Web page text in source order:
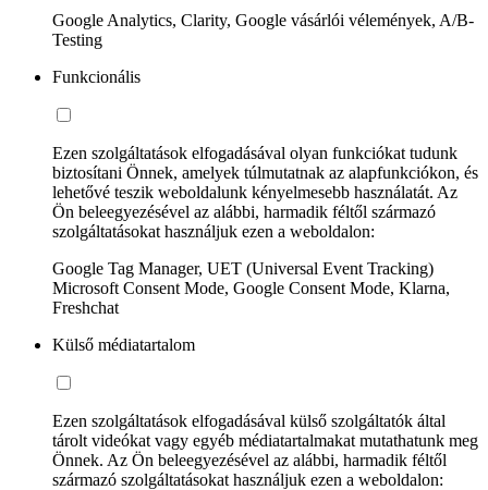
Google Analytics, Clarity, Google vásárlói vélemények, A/B-
Testing
Funkcionális
Ezen szolgáltatások elfogadásával olyan funkciókat tudunk
biztosítani Önnek, amelyek túlmutatnak az alapfunkciókon, és
lehetővé teszik weboldalunk kényelmesebb használatát. Az
Ön beleegyezésével az alábbi, harmadik féltől származó
szolgáltatásokat használjuk ezen a weboldalon:
Google Tag Manager, UET (Universal Event Tracking)
Microsoft Consent Mode, Google Consent Mode, Klarna,
Freshchat
Külső médiatartalom
Ezen szolgáltatások elfogadásával külső szolgáltatók által
tárolt videókat vagy egyéb médiatartalmakat mutathatunk meg
Önnek. Az Ön beleegyezésével az alábbi, harmadik féltől
származó szolgáltatásokat használjuk ezen a weboldalon: